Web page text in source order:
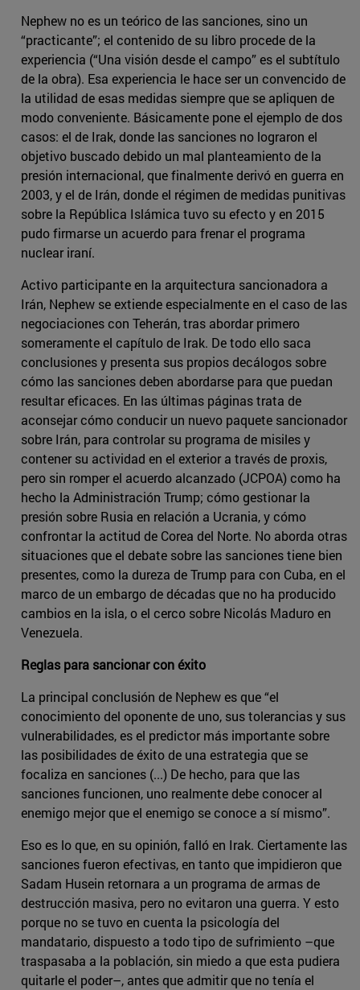
Nephew no es un teórico de las sanciones, sino un
“practicante”; el contenido de su libro procede de la
experiencia (“Una visión desde el campo” es el subtítulo
de la obra). Esa experiencia le hace ser un convencido de
la utilidad de esas medidas siempre que se apliquen de
modo conveniente. Básicamente pone el ejemplo de dos
casos: el de Irak, donde las sanciones no lograron el
objetivo buscado debido un mal planteamiento de la
presión internacional, que finalmente derivó en guerra en
2003, y el de Irán, donde el régimen de medidas punitivas
sobre la República Islámica tuvo su efecto y en 2015
pudo firmarse un acuerdo para frenar el programa
nuclear iraní.
Activo participante en la arquitectura sancionadora a
Irán, Nephew se extiende especialmente en el caso de las
negociaciones con Teherán, tras abordar primero
someramente el capítulo de Irak. De todo ello saca
conclusiones y presenta sus propios decálogos sobre
cómo las sanciones deben abordarse para que puedan
resultar eficaces. En las últimas páginas trata de
aconsejar cómo conducir un nuevo paquete sancionador
sobre Irán, para controlar su programa de misiles y
contener su actividad en el exterior a través de proxis,
pero sin romper el acuerdo alcanzado (JCPOA) como ha
hecho la Administración Trump; cómo gestionar la
presión sobre Rusia en relación a Ucrania, y cómo
confrontar la actitud de Corea del Norte. No aborda otras
situaciones que el debate sobre las sanciones tiene bien
presentes, como la dureza de Trump para con Cuba, en el
marco de un embargo de décadas que no ha producido
cambios en la isla, o el cerco sobre Nicolás Maduro en
Venezuela.
Reglas para sancionar con éxito
La principal conclusión de Nephew es que “el
conocimiento del oponente de uno, sus tolerancias y sus
vulnerabilidades, es el predictor más importante sobre
las posibilidades de éxito de una estrategia que se
focaliza en sanciones (...) De hecho, para que las
sanciones funcionen, uno realmente debe conocer al
enemigo mejor que el enemigo se conoce a sí mismo”.
Eso es lo que, en su opinión, falló en Irak. Ciertamente las
sanciones fueron efectivas, en tanto que impidieron que
Sadam Husein retornara a un programa de armas de
destrucción masiva, pero no evitaron una guerra. Y esto
porque no se tuvo en cuenta la psicología del
mandatario, dispuesto a todo tipo de sufrimiento –que
traspasaba a la población, sin miedo a que esta pudiera
quitarle el poder–, antes que admitir que no tenía el